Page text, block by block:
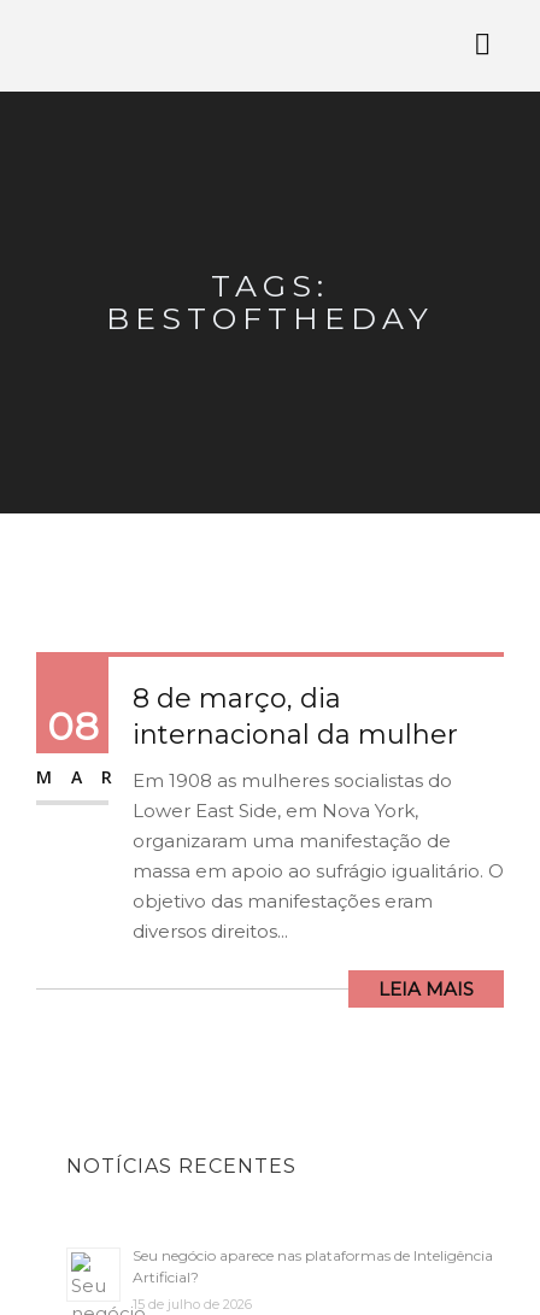
TAGS:
BESTOFTHEDAY
08
MAR
8 de março, dia
internacional da mulher
Em 1908 as mulheres socialistas do
Lower East Side, em Nova York,
organizaram uma manifestação de
massa em apoio ao sufrágio igualitário. O
objetivo das manifestações eram
diversos direitos...
LEIA MAIS
NOTÍCIAS RECENTES
Seu negócio aparece nas plataformas de Inteligência
Artificial?
15 de julho de 2026